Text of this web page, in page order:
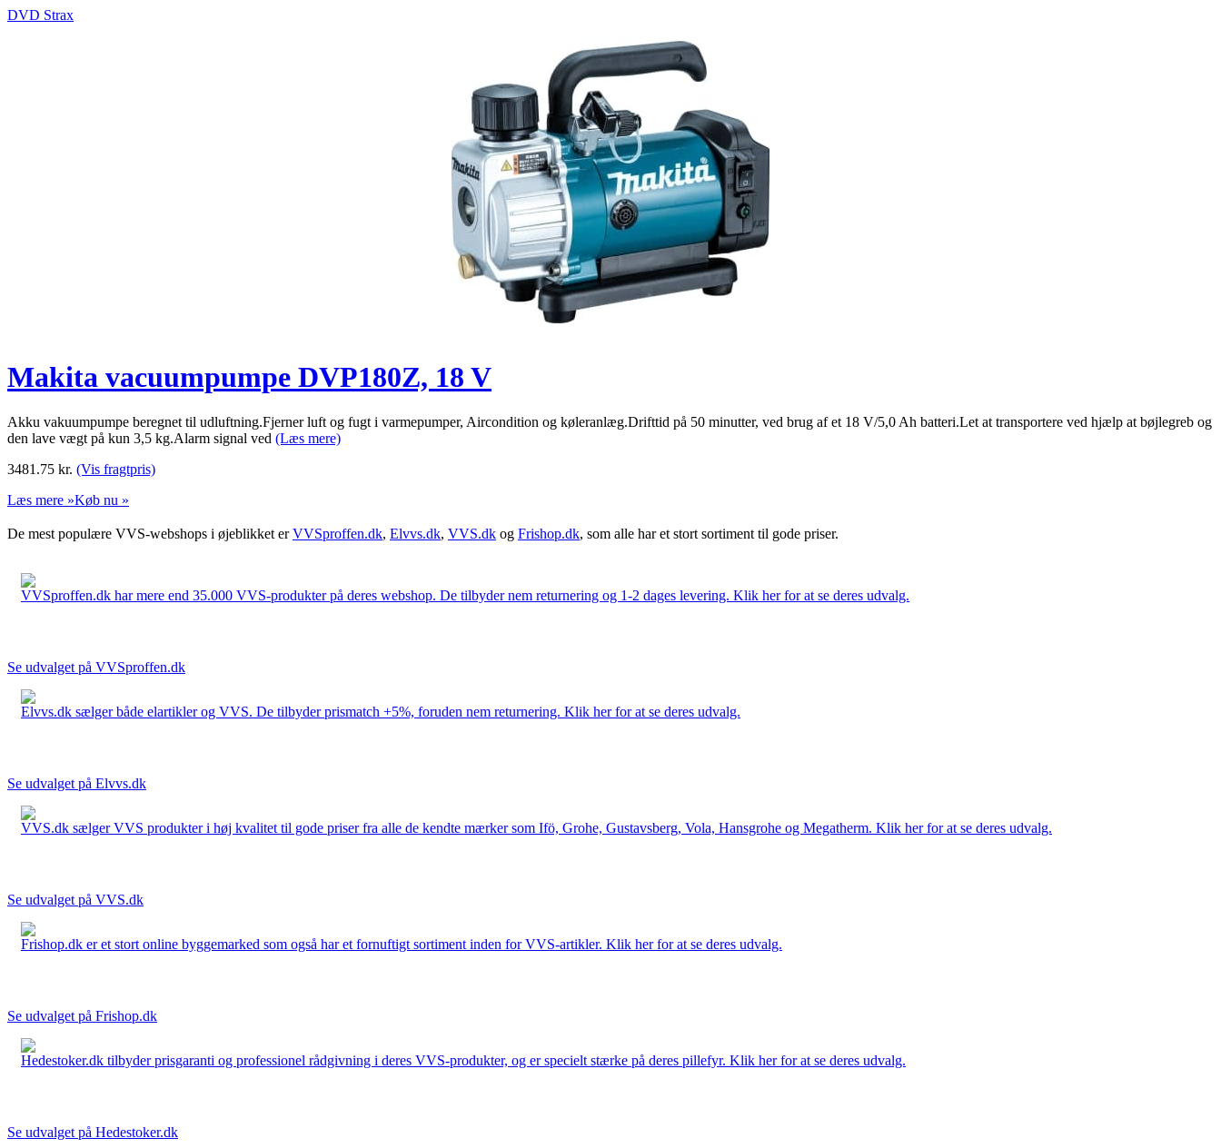
DVD Strax
Makita vacuumpumpe DVP180Z, 18 V
Akku vakuumpumpe beregnet til udluftning.Fjerner luft og fugt i varmepumper, Aircondition og køleranlæg.Drifttid på 50 minutter, ved brug af et 18 V/5,0 Ah batteri.Let at transportere ved hjælp at bøjlegreb og
den lave vægt på kun 3,5 kg.Alarm signal ved (Læs mere)
3481.75 kr. (Vis fragtpris)
Læs mere »Køb nu »
De mest populære VVS-webshops i øjeblikket erVVSproffen.dk, Elvvs.dk, VVS.dk og Frishop.dk, som alle har et stort sortiment til gode priser.
VVSproffen.dk har mere end 35.000 VVS-produkter på deres webshop. De tilbyder nem returnering og 1-2 dages levering. Klik her for at se deres udvalg.
Se udvalget på VVSproffen.dk
Elvvs.dk sælger både elartikler og VVS. De tilbyder prismatch +5%, foruden nem returnering. Klik her for at se deres udvalg.
Se udvalget på Elvvs.dk
VVS.dk sælger VVS produkter i høj kvalitet til gode priser fra alle de kendte mærker som Ifö, Grohe, Gustavsberg, Vola, Hansgrohe og Megatherm. Klik her for at se deres udvalg.
Se udvalget på VVS.dk
Frishop.dk er et stort online byggemarked som også har et fornuftigt sortiment inden for VVS-artikler. Klik her for at se deres udvalg.
Se udvalget på Frishop.dk
Hedestoker.dk tilbyder prisgaranti og professionel rådgivning i deres VVS-produkter, og er specielt stærke på deres pillefyr. Klik her for at se deres udvalg.
Se udvalget på Hedestoker.dk